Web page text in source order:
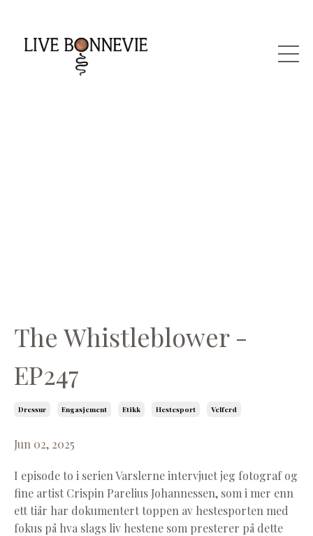
The Whistleblower -
EP247
Dressur Engasjement Etikk Hestesport Velferd
Jun 02, 2025
I episode to i serien Varslerne intervjuet jeg fotograf og
fine artist Crispin Parelius Johannessen, som i mer enn
ett tiår har dokumentert toppen av hestesporten med
fokus på hva slags liv hestene som presterer på dette